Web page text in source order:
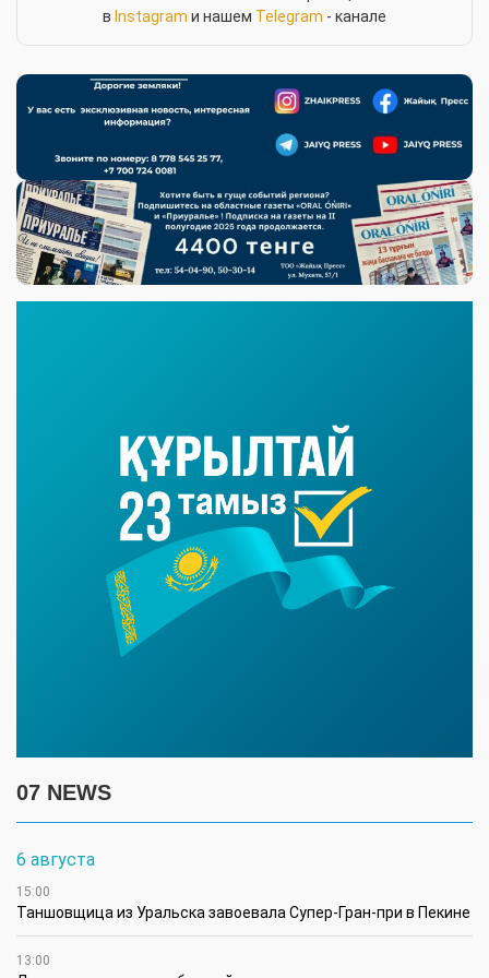
в Instagram и нашем Telegram - канале
07 NEWS
6 августа
15:00
Таншовщица из Уральска завоевала Супер-Гран-при в Пекине
13:00